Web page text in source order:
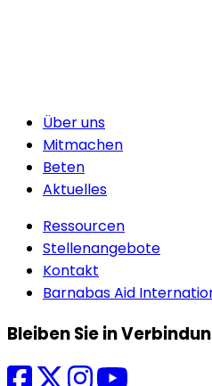
Über uns
Mitmachen
Beten
Aktuelles
Ressourcen
Stellenangebote
Kontakt
Barnabas Aid
Bleiben Sie in